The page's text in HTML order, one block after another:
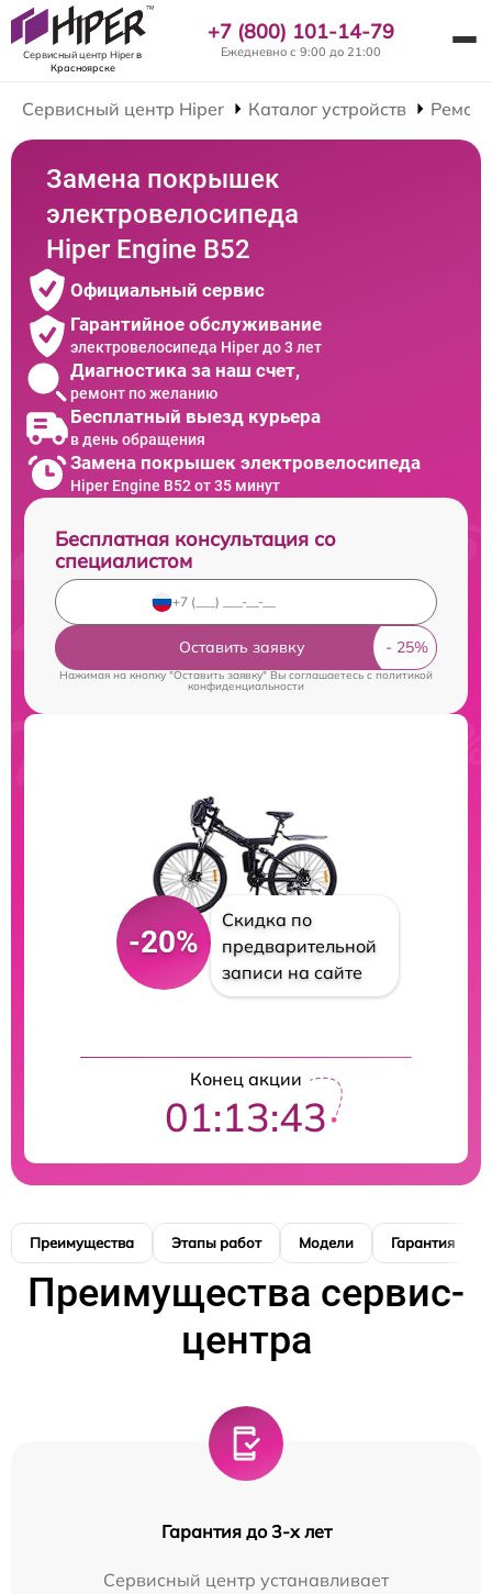
Сервисный центр Hiperв
Красноярске
+7 (800) 101-14-79
Ежедневно с 9:00 до 21:00
Сервисный центр Hiper Каталог устройств
Замена покрышек
электровелосипеда
Hiper Engine B52
Официальный сервис
Гарантийное обслуживание
электровелосипеда Hiper до 3 лет
Диагностика за наш счет,
ремонт по желанию
Бесплатный выезд курьера
в день обращения
Замена покрышек электровелосипеда
Hiper Engine B52 от 35 минут
Бесплатная консультация со
специалистом
Оставить заявку
Нажимая на кнопку "Оставить заявку" Вы соглашаетесь cполитикой
конфиденциальности
-20%
Скидка по
предварительной
записи на сайте
Конец акции
01:13:42
Преимущества Этапы работ Модели Гарантия
Преимущества сервис-
центра
Гарантия до 3-х лет
Сервисный центр устанавливает